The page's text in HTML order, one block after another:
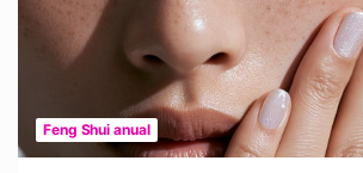
Feng Shui anual